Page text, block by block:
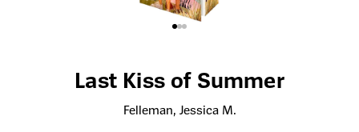
Last Kiss of Summer
Felleman, Jessica M.